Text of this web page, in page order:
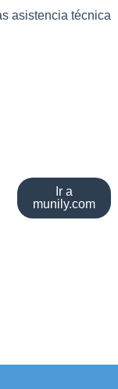
asistencia técnica
Ir a
munily.com